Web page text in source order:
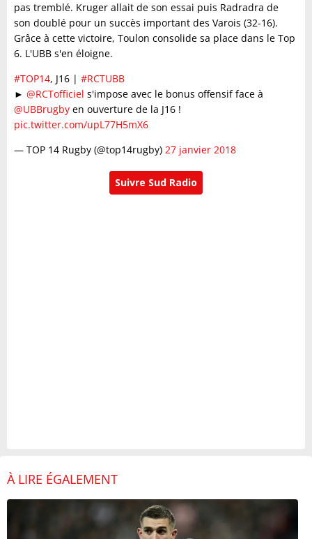
pas tremblé. Kruger allait de son essai puis Radradra de
son doublé pour un succès important des Varois (32-16).
Grâce à cette victoire, Toulon consolide sa place dans le Top
6. L'UBB s'en éloigne.
#TOP14, J16 | #RCTUBB
► @RCTofficiel s'impose avec le bonus offensif face à
@UBBrugby en ouverture de la J16 !
pic.twitter.com/upL77H5mX6
— TOP 14 Rugby (@top14rugby) 27 janvier 2018
Suivre Sud Radio
À LIRE ÉGALEMENT